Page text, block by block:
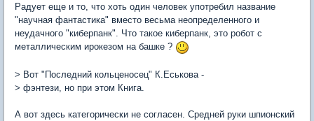
Радует еще и то, что хоть один человек употребил название
"научная фантастика" вместо весьма неопределенного и
неудачного "киберпанк". Что такое киберпанк, это робот с
металлическим ирокезом на башке ?
> Вот "Последний кольценосец" К.Еськова -
> фэнтези, но при этом Книга.
А вот здесь категорически не согласен. Cредней руки шпионский